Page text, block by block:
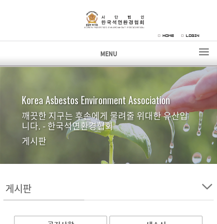
MENU
Korea Asbestos Environment Association
깨끗한 지구는 후손에게 물려줄 위대한 유산입
니다. - 한국석면환경협회
게시판
게시판